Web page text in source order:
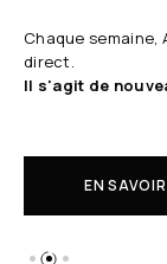
Chaque semaine,
direct.
Il s'agit de
EN